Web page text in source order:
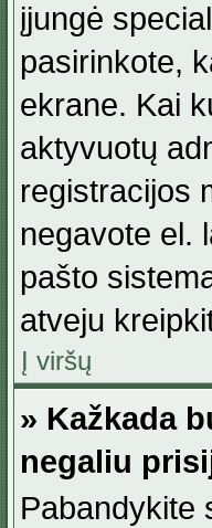
įjungė
pasirinkote,
ekrane. Kai
aktyvuotų
registracijos
negavote el.
pašto
atveju
Į viršų
» Kažkada
negaliu
Pabandykite